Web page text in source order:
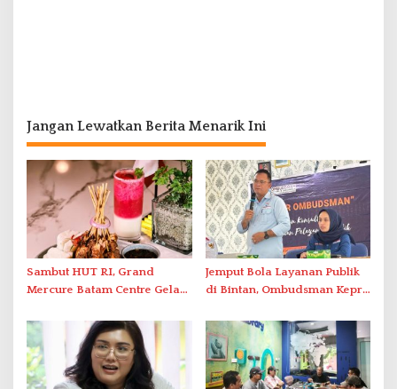
Jangan Lewatkan Berita Menarik Ini
Sambut HUT RI, Grand
Mercure Batam Centre Gelar
Nusantara’
Jemput Bola Layanan Publik
di Bintan, Ombudsman Kepri
Solar Nelayan